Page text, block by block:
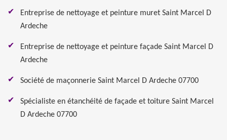
Entreprise de nettoyage et peinture muret Saint Marcel D
Ardeche
Entreprise de nettoyage et peinture façade Saint Marcel D
Ardeche
Société de maçonnerie Saint Marcel D Ardeche 07700
Spécialiste en étanchéité de façade et toiture Saint Marcel
D Ardeche 07700